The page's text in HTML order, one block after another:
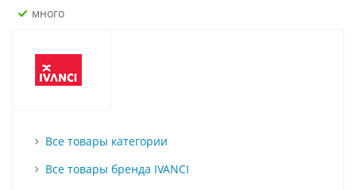
Много
Все товары категории
Все товары бренда IVANCI